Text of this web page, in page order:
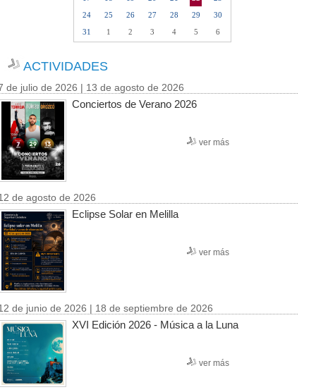
24
25 26 27 28 29
30
31
1 2 3 4 5 6
ACTIVIDADES
de julio de 2026 | 13 de agosto de 2026
Conciertos de Verano 2026
ver más
de agosto de 2026
Eclipse Solar en Melilla
ver más
de junio de 2026 | 18 de septiembre de 2026
XVI Edición 2026 - Música a la Luna
ver más